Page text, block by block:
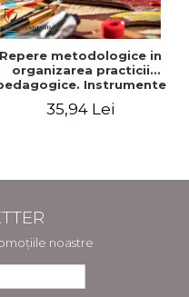
Repere metodologice in
organizarea practicii
Instrumente
facultatii de arte.
35,94 Lei
noastre